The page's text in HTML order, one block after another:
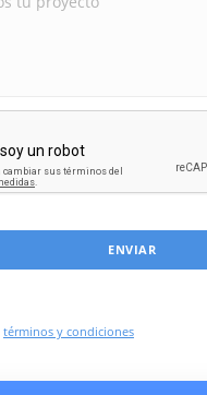
ENVIAR
términos y condiciones